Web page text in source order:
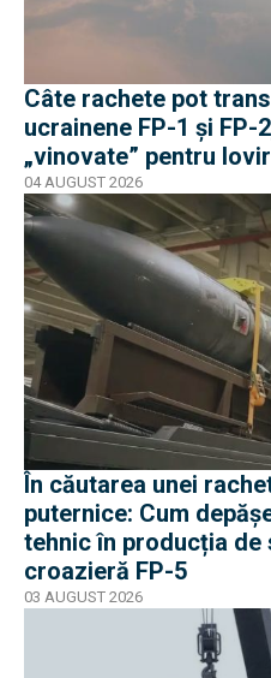
Câte rachete pot
ucrainene FP-1 și FP-
„vinovate” pentru
04 AUGUST 2026
În căutarea unei
puternice: Cum
tehnic în producția
croazieră FP-5
03 AUGUST 2026